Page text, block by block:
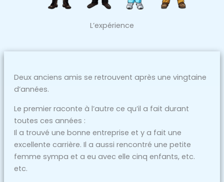
L’expérience
Deux anciens amis se retrouvent après une vingtaine
d’années.
Le premier raconte à l’autre ce qu’il a fait durant
toutes ces années :
Il a trouvé une bonne entreprise et y a fait une
excellente carrière. Il a aussi rencontré une petite
femme sympa et a eu avec elle cinq enfants, etc.
etc.